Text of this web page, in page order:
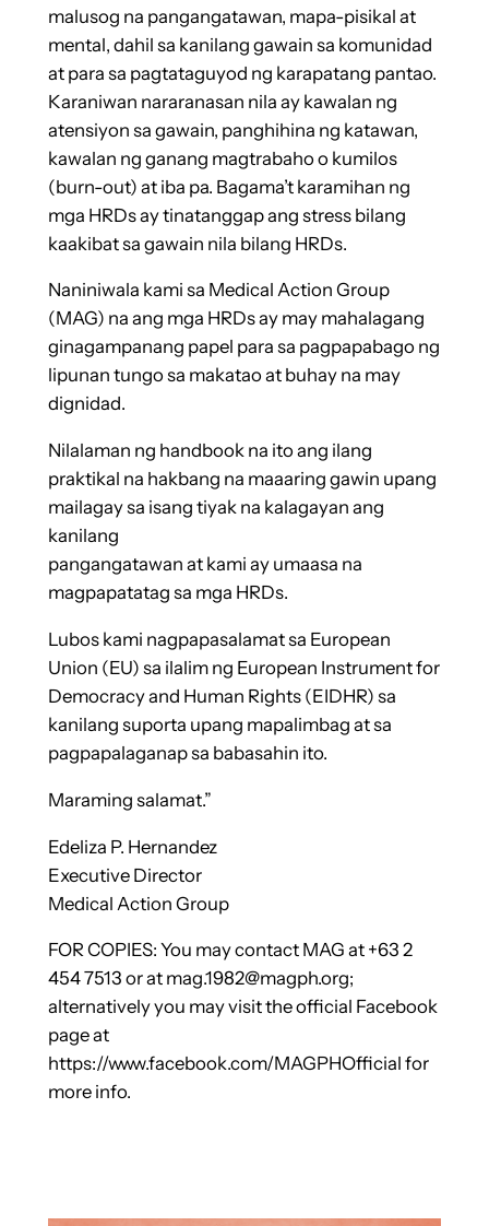
malusog na pangangatawan, mapa-pisikal at
mental, dahil sa kanilang gawain sa komunidad
at para sa pagtataguyod ng karapatang pantao.
Karaniwan nararanasan nila ay kawalan ng
atensiyon sa gawain, panghihina ng katawan,
kawalan ng ganang magtrabaho o kumilos
(burn-out) at iba pa. Bagama’t karamihan ng
mga HRDs ay tinatanggap ang stress bilang
kaakibat sa gawain nila bilang HRDs.
Naniniwala kami sa Medical Action Group
(MAG) na ang mga HRDs ay may mahalagang
ginagampanang papel para sa pagpapabago ng
lipunan tungo sa makatao at buhay na may
dignidad.
Nilalaman ng handbook na ito ang ilang
praktikal na hakbang na maaaring gawin upang
mailagay sa isang tiyak na kalagayan ang
kanilang
pangangatawan at kami ay umaasa na
magpapatatag sa mga HRDs.
Lubos kami nagpapasalamat sa European
Union (EU) sa ilalim ng European Instrument for
Democracy and Human Rights (EIDHR) sa
kanilang suporta upang mapalimbag at sa
pagpapalaganap sa babasahin ito.
Maraming salamat.”
Edeliza P. Hernandez
Executive Director
Medical Action Group
FOR COPIES: You may contact MAG at +63 2
454 7513 or at mag.1982@magph.org;
alternatively you may visit the official Facebook
page at
https://www.facebook.com/MAGPHOfficial for
more info.